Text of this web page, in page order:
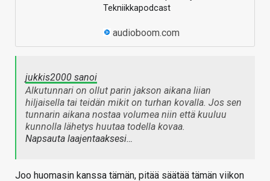
Tekniikkapodcast
audioboom.com
jukkis2000 sanoi
Alkutunnari on ollut parin jakson aikana liian
hiljaisella tai teidän mikit on turhan kovalla. Jos sen
tunnarin aikana nostaa volumea niin että kuuluu
kunnolla lähetys huutaa todella kovaa.
Napsauta laajentaaksesi…
Joo huomasin kanssa tämän, pitää säätää tämän viikon